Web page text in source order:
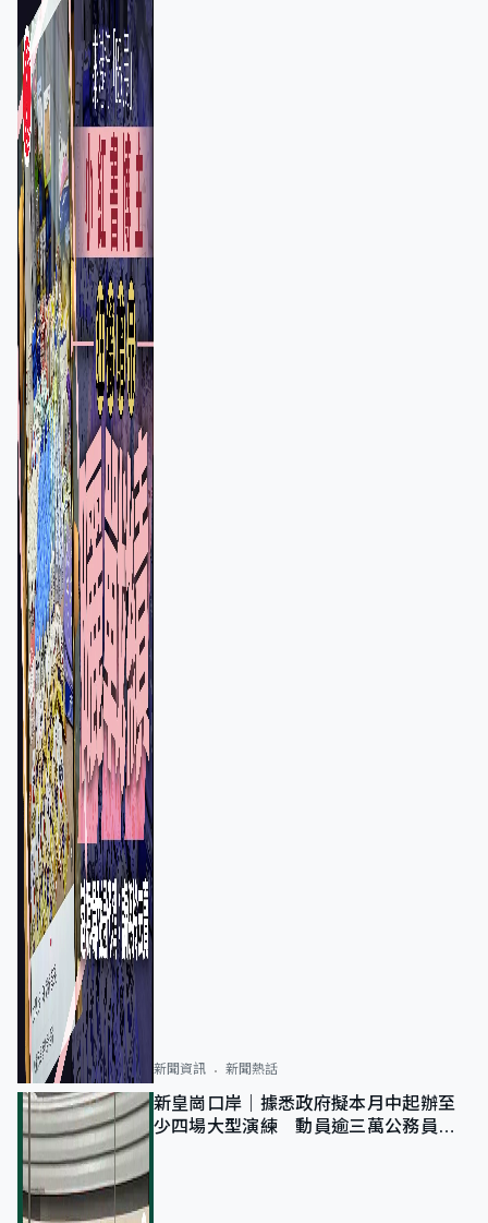
新聞資訊 新聞熱話
新皇崗口岸｜據悉政府擬本月中起辦至
少四場大型演練 動員逾三萬公務員人